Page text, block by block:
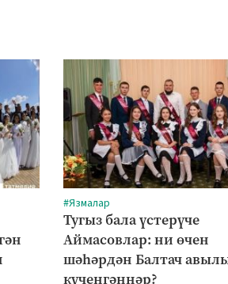
#Язмалар
Тугыз бала үстерүче
Аймасовлар: ни өчен
шәһәрдән Балтач
күченгәннәр?